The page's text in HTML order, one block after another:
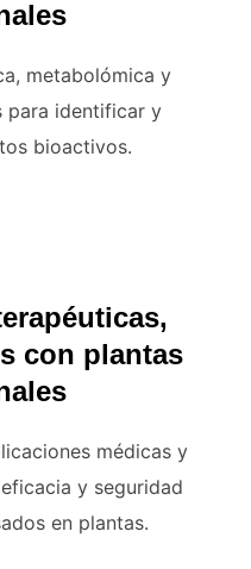
metabolómica y
para identificar y
bioactivos.
con plantas
médicas y
y seguridad
en plantas.